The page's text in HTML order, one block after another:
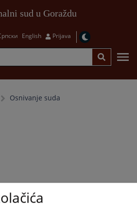
sud u Goraždu
English Prijava
Osnivanje suda